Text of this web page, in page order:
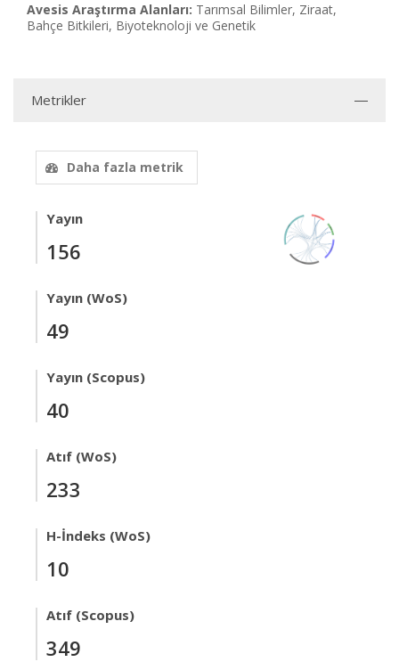
Avesis Araştırma Alanları: Tarımsal Bilimler, Ziraat,
Bahçe Bitkileri, Biyoteknoloji ve Genetik
Metrikler
Daha fazla metrik
Yayın
156
Yayın (WoS)
49
Yayın (Scopus)
40
Atıf (WoS)
233
H-İndeks (WoS)
10
Atıf (Scopus)
349